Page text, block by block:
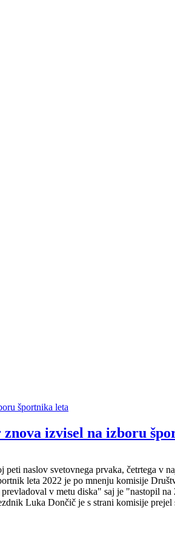
izvisel na izboru
naslov svetovnega prvaka, četrtega v
leta 2022 je po mnenju komisije
v metu diska" saj je "nastopil
Luka Dončič je s strani komisije